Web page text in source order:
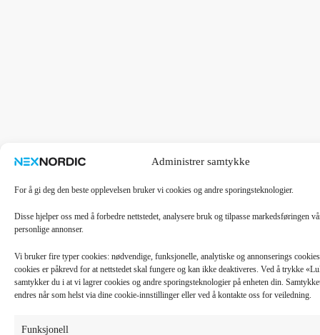
Administrer samtykke
For å gi deg den beste opplevelsen bruker vi cookies og andre sporingsteknologier.
Disse hjelper oss med å forbedre nettstedet, analysere bruk og tilpasse markedsføringen
personlige annonser.
Vi bruker fire typer cookies: nødvendige, funksjonelle, analytiske og annonserings
cookies er påkrevd for at nettstedet skal fungere og kan ikke deaktiveres. Ved å trykke
samtykker du i at vi lagrer cookies og andre sporingsteknologier på enheten din.
endres når som helst via dine cookie-innstillinger eller ved å kontakte oss for veiledning.
Funksjonell